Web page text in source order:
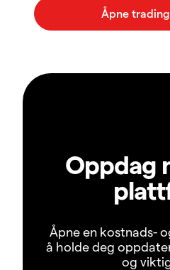
Oppdag
Åpne en kostnads-
å holde deg
og